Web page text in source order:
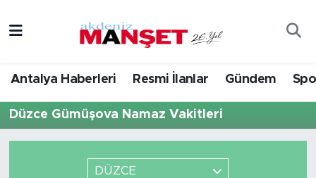
Antalya Haberleri Resmi İlanlar Gündem
Düzce Gümüşova Namaz Vakitleri
DÜZCE
Bilim & Teknoloji
Ekonomi
Trafik Durumu
Tüm Manşetler